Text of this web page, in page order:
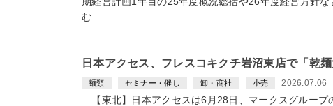
む
日本アクセス、フレスコキクチ岩沼東店で「乾
麺類 セミナー・催し 卸・商社 小売 2026.07.06
【東北】日本アクセスは6月28日、マークスグループ